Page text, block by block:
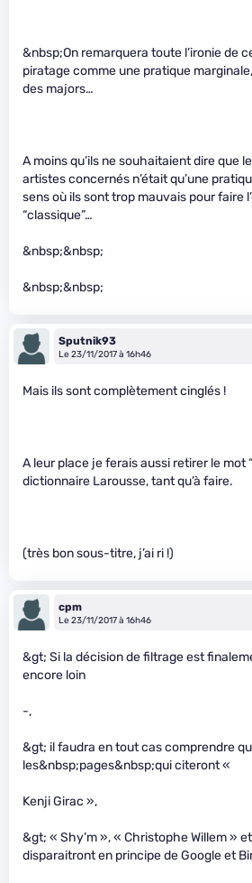
&nbsp;On remarquera toute l’ironie de
piratage comme une pratique
des majors…
A moins qu’ils ne souhaitaient dire que
artistes concernés n’était qu’une
sens où ils sont trop mauvais pour faire
“classique”…
&nbsp;&nbsp;
&nbsp;&nbsp;
Sputnik93
Le 23/11/2017 à 16h46
Mais ils sont complètement cinglés !
A leur place je ferais aussi retirer le mot
dictionnaire Larousse, tant qu’à faire.
(très bon sous-titre, j’ai ri !)
cpm
Le 23/11/2017 à 16h46
&gt; Si la décision de filtrage est
encore loin
-,
&gt; il faudra en tout cas comprendre
les&nbsp;pages&nbsp;qui citeront «
Kenji Girac »,
&gt; « Shy’m », « Christophe Willem »
disparaitront en principe de Google et